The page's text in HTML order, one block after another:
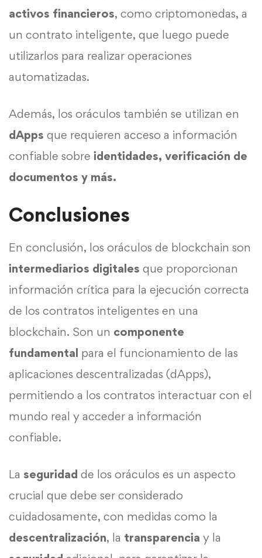
activos financieros, como criptomonedas, a
un contrato inteligente, que luego puede
utilizarlos para realizar operaciones
automatizadas.
Además, los oráculos también se utilizan en
dApps que requieren acceso a información
confiable sobre identidades, verificación de
documentos y más.
Conclusiones
En conclusión, los oráculos de blockchain son
intermediarios digitales que proporcionan
información crítica para la ejecución correcta
de los contratos inteligentes en una
blockchain. Son un componente
fundamental para el funcionamiento de las
aplicaciones descentralizadas (dApps),
permitiendo a los contratos interactuar con el
mundo real y acceder a información
confiable.
La seguridad de los oráculos es un aspecto
crucial que debe ser considerado
cuidadosamente, con medidas como la
descentralización, la transparencia y la